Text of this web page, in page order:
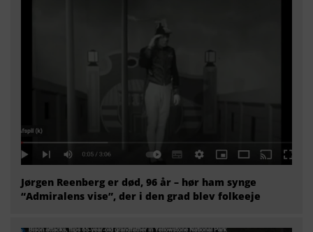
Jørgen Reenberg er død, 96 år – hør ham synge
“Admiralens vise”, der i den grad blev folkeeje